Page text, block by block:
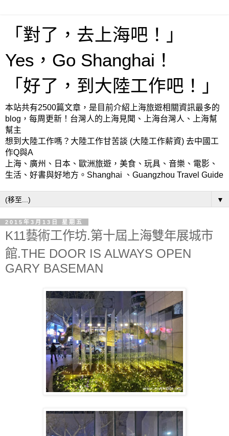
「對了，去上海吧！」
Yes，Go Shanghai！
「好了，到大陸工作吧！」
本站共有2500篇文章，是目前介紹上海旅遊相關資訊最多的
blog，每周更新！台灣人的上海見聞、上海台灣人、上海幫
幫主
想到大陸工作嗎？大陸工作甘苦談 (大陸工作薪資) 去中國工
作Q與A
上海、廣州、日本、歐洲旅遊，美食、玩具、音樂、電影、
生活、好書與好地方。Shanghai 、Guangzhou Travel Guide
▼
2015年3月13日 星期五
K11藝術工作坊.第十屆上海雙年展城市
館.THE DOOR IS ALWAYS OPEN
GARY BASEMAN